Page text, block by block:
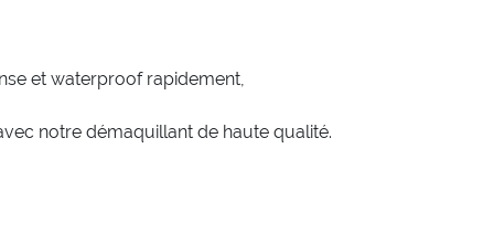
et waterproof rapidement,
notre démaquillant de haute qualité.